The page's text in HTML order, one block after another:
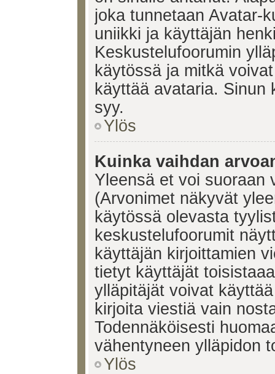
joka tunnetaan Avatar-
uniikki ja käyttäjän
Keskustelufoorumin
käytössä ja mitkä
käyttää avataria. Sinun
syy.
Ylös
Kuinka vaihdan
Yleensä et voi suoraan
(Arvonimet näkyvät
käytössä olevasta
keskustelufoorumit
käyttäjän kirjoittamien
tietyt käyttäjät
ylläpitäjät voivat
kirjoita viestiä vain
Todennäköisesti
vähentyneen ylläpidon
Ylös